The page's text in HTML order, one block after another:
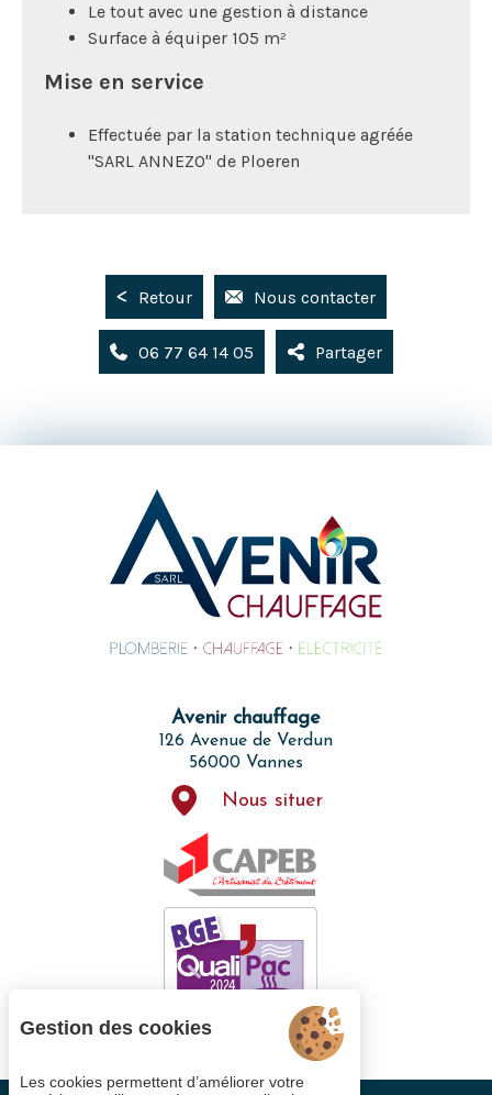
Le tout avec une gestion à distance
Surface à équiper 105 m²
Mise en service
Effectuée par la station technique agréée
"SARL ANNEZO" de Ploeren
Retour Nous contacter
06 77 64 14 05 Partager
Avenir chauffage
126 Avenue de Verdun
56000 Vannes
Nous situer
Gestion des cookies
Les cookies permettent d’améliorer votre